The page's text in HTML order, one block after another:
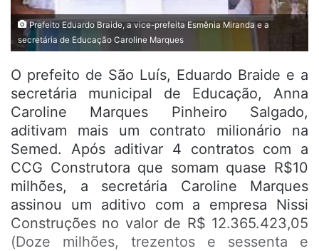
Prefeito Eduardo Braide, a vice-prefeita Esmênia Miranda e a
secretária de Educação Caroline Marques
O prefeito de São Luís, Eduardo Braide e a
secretária municipal de Educação, Anna
Caroline Marques Pinheiro Salgado,
aditivam mais um contrato milionário na
Semed. Após aditivar 4 contratos com a
CCG Construtora que somam quase R$10
milhões, a secretária Caroline Marques
assinou um aditivo com a empresa Nissi
Construções no valor de R$ 12.365.423,05
(Doze milhões, trezentos e sessenta e